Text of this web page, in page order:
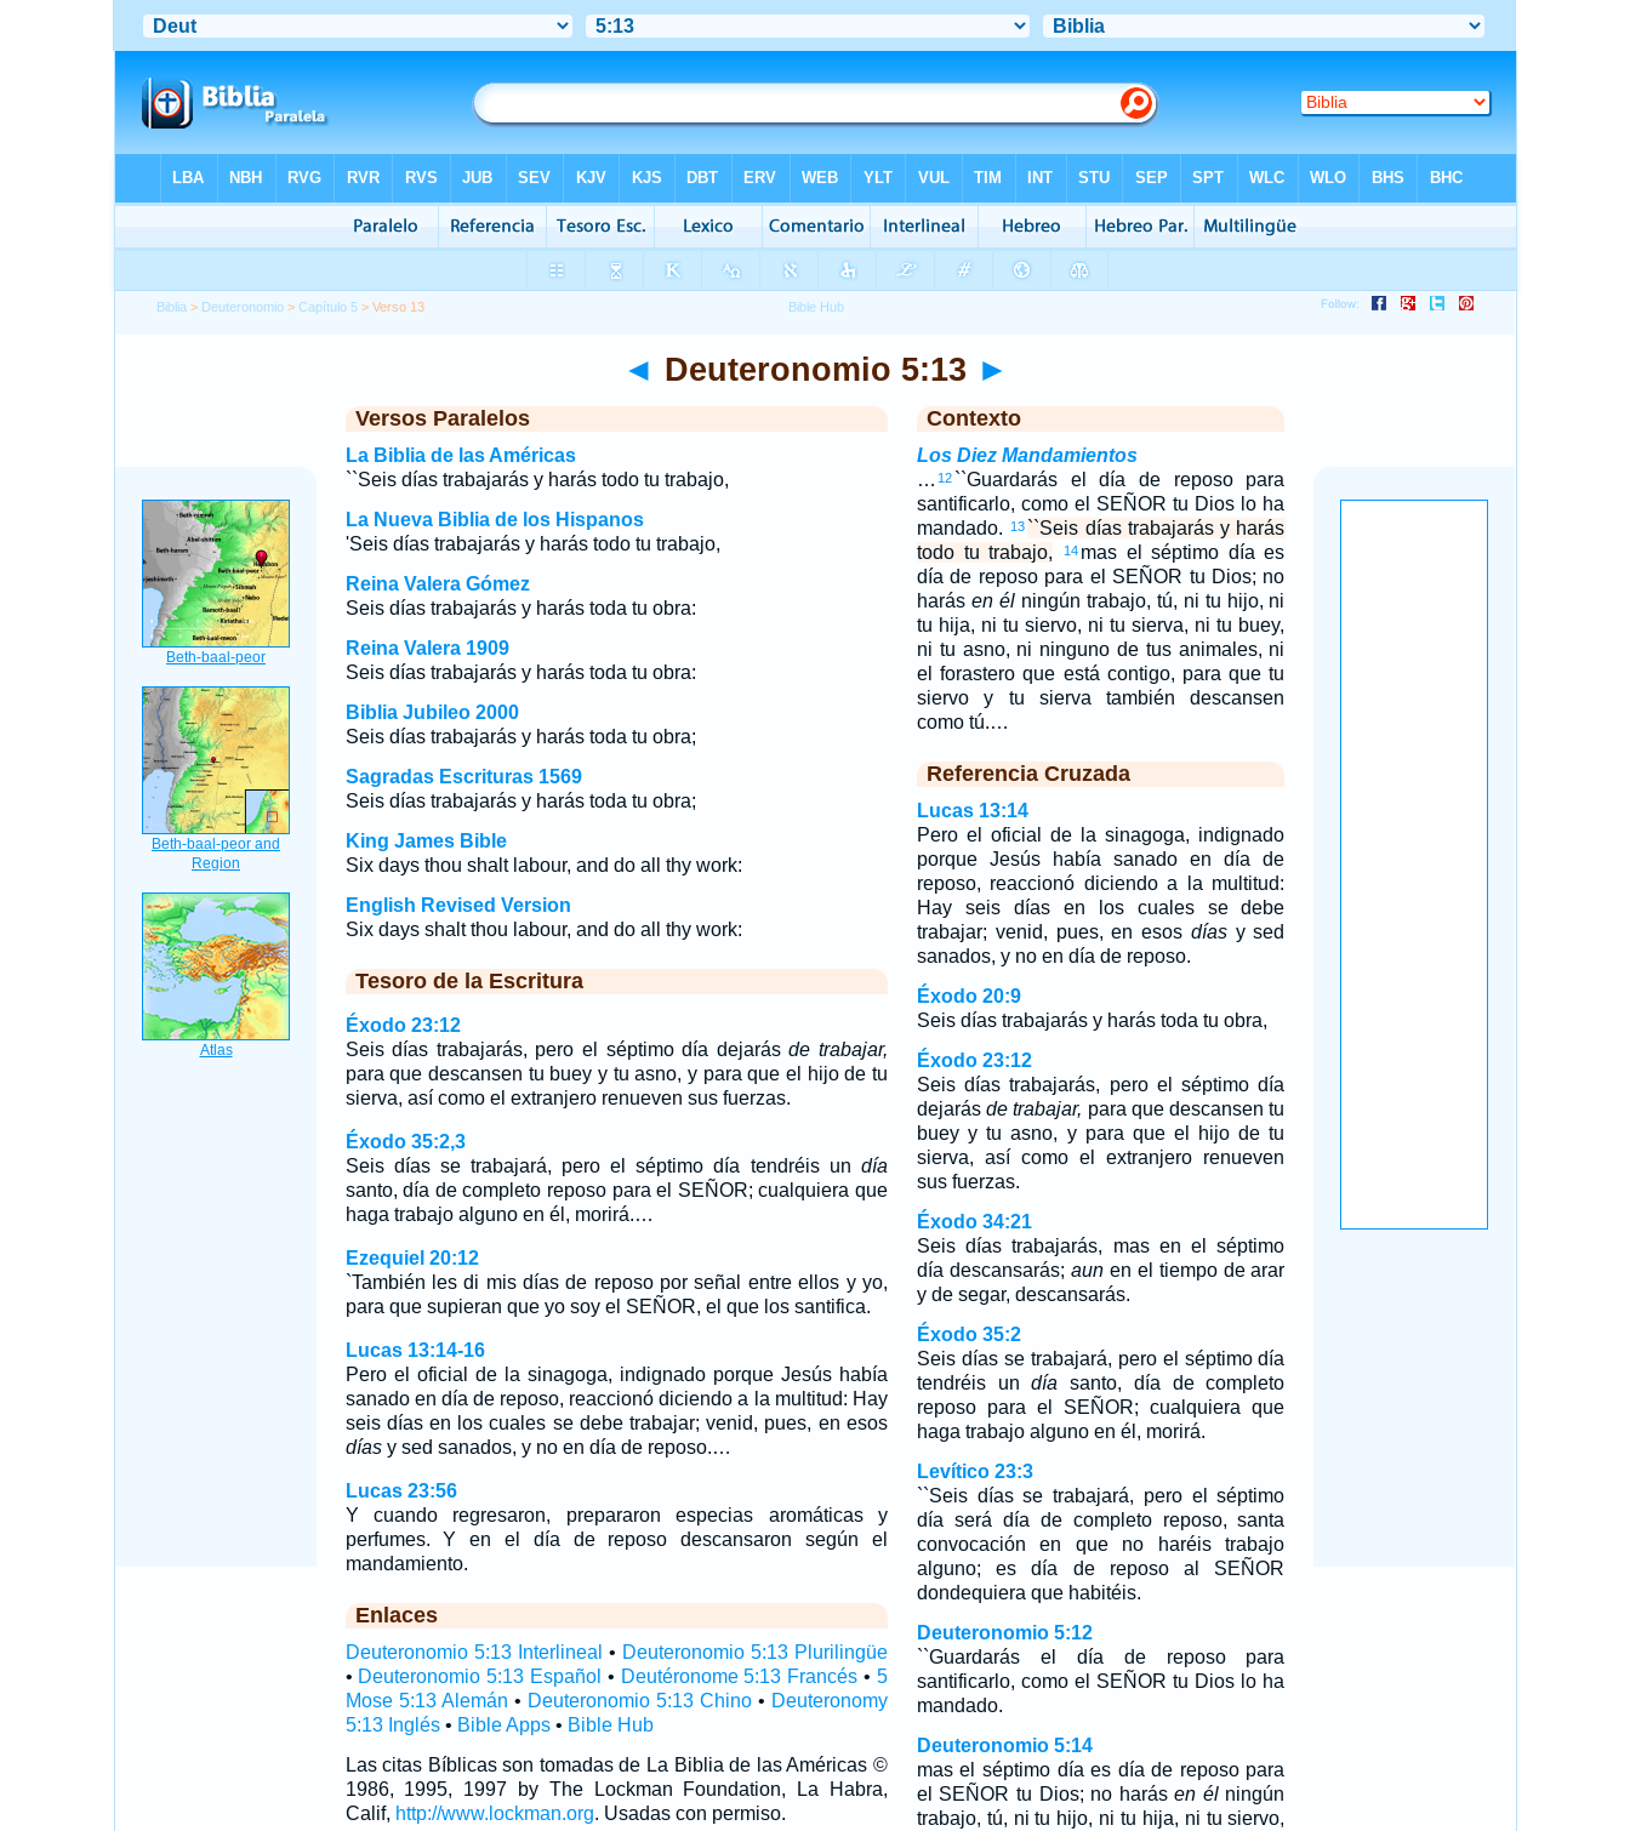
Biblia > Deuteronomio >Capítulo 5 > Verso 13
◄ Deuteronomio 5:13 ►
Versos Paralelos
La Biblia de las Américas
``Seis días trabajarás y harás todo tu trabajo,
La Nueva Biblia de los Hispanos
'Seis días trabajarás y harás todo tu trabajo,
Reina Valera Gómez
Seis días trabajarás y harás toda tu obra:
Reina Valera 1909
Seis días trabajarás y harás toda tu obra:
Biblia Jubileo 2000
Seis días trabajarás y harás toda tu obra;
Sagradas Escrituras 1569
Seis días trabajarás y harás toda tu obra;
King James Bible
Six days thou shalt labour, and do all thy work:
English Revised Version
Six days shalt thou labour, and do all thy work:
Tesoro de la Escritura
Éxodo 23:12
Seis días trabajarás, pero el séptimo día dejarásde trabajar,
para que descansen tu buey y tu asno, y para que el hijo de tu
sierva, así como el extranjero renueven sus fuerzas.
Éxodo 35:2,3
Seis días se trabajará, pero el séptimo día tendréis un día
santo, día de completo reposo para el SEÑOR; cualquiera que
haga trabajo alguno en él, morirá.…
Ezequiel 20:12
`También les di mis días de reposo por señal entre ellos y yo,
para que supieran que yo soy el SEÑOR, el que los santifica.
Lucas 13:14-16
Pero el oficial de la sinagoga, indignado porque Jesús había
sanado en día de reposo, reaccionó diciendo a la multitud: Hay
seis días en los cuales se debe trabajar; venid, pues, en esos
díasy sed sanados, y no en día de reposo.…
Lucas 23:56
Y cuando regresaron, prepararon especias aromáticas y
perfumes. Y en el día de reposo descansaron según el
mandamiento.
Enlaces
Deuteronomio 5:13 Interlineal • Deuteronomio 5:13 Plurilingüe
• Deuteronomio 5:13 Español • Deutéronome 5:13 Francés • 5
Mose 5:13 Alemán • Deuteronomio 5:13 Chino• Deuteronomy
5:13 Inglés• Bible Apps• Bible Hub
Las citas Bíblicas son tomadas de La Biblia de las Américas ©
1986, 1995, 1997 by The Lockman Foundation, La Habra,
Calif, http://www.lockman.org. Usadas con permiso.
Contexto
Los Diez Mandamientos
… 12 ``Guardarás el día de reposo para
santificarlo, como el SEÑOR tu Dios lo ha
mandado.
13 ``Seis días trabajarás y harás
todo tu trabajo,
14 mas el séptimo día es
día de reposo para el SEÑOR tu Dios; no
harás en élningún trabajo, tú, ni tu hijo, ni
tu hija, ni tu siervo, ni tu sierva, ni tu buey,
ni tu asno, ni ninguno de tus animales, ni
el forastero que está contigo, para que tu
siervo y tu sierva también descansen
como tú.…
Referencia Cruzada
Lucas 13:14
Pero el oficial de la sinagoga, indignado
porque Jesús había sanado en día de
reposo, reaccionó diciendo a la multitud:
Hay seis días en los cuales se debe
trabajar; venid, pues, en esos díasy sed
sanados, y no en día de reposo.
Éxodo 20:9
Seis días trabajarás y harás toda tu obra,
Éxodo 23:12
Seis días trabajarás, pero el séptimo día
dejarásde trabajar, para que descansen tu
buey y tu asno, y para que el hijo de tu
sierva, así como el extranjero renueven
sus fuerzas.
Éxodo 34:21
Seis días trabajarás, mas en el séptimo
día descansarás; aunen el tiempo de arar
y de segar, descansarás.
Éxodo 35:2
Seis días se trabajará, pero el séptimo día
tendréis undía santo, día de completo
reposo para el SEÑOR; cualquiera que
haga trabajo alguno en él, morirá.
Levítico 23:3
``Seis días se trabajará, pero el séptimo
día será día de completo reposo, santa
convocación en que no haréis trabajo
alguno; es día de reposo al SEÑOR
dondequiera que habitéis.
Deuteronomio 5:12
``Guardarás el día de reposo para
santificarlo, como el SEÑOR tu Dios lo ha
mandado.
Deuteronomio 5:14
mas el séptimo día es día de reposo para
el SEÑOR tu Dios; no harásen élningún
trabajo, tú, ni tu hijo, ni tu hija, ni tu siervo,